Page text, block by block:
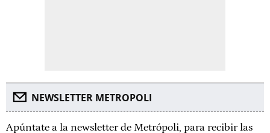
NEWSLETTER METROPOLI
Apúntate a la newsletter de Metrópoli, para recibir las